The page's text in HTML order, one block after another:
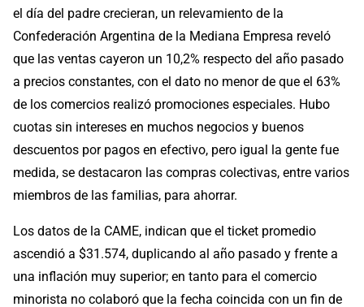
el día del padre crecieran, un relevamiento de la
Confederación Argentina de la Mediana Empresa reveló
que las ventas cayeron un 10,2% respecto del año pasado
a precios constantes, con el dato no menor de que el 63%
de los comercios realizó promociones especiales. Hubo
cuotas sin intereses en muchos negocios y buenos
descuentos por pagos en efectivo, pero igual la gente fue
medida, se destacaron las compras colectivas, entre varios
miembros de las familias, para ahorrar.
Los datos de la CAME, indican que el ticket promedio
ascendió a $31.574, duplicando al año pasado y frente a
una inflación muy superior; en tanto para el comercio
minorista no colaboró que la fecha coincida con un fin de